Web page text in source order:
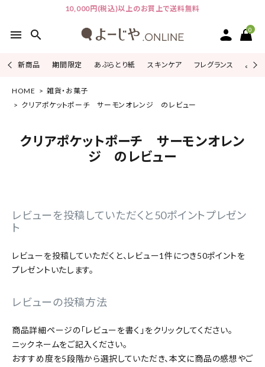
10,000円(税込)以上のお買上で送料無料
menu search 0
新商品 期間限定 あぶらとり紙 スキンケア フレグランス よじ
ACCOUNT MENU
ようこそ ゲスト 様
ログイン 会員登録
シリーズから探す
よーじやについて
ご利用ガイド
HOME
雑貨・お菓子
クリアポケットポーチ サーモンオレンジ のレビュー
クリアポケットポーチ サーモンオレン
ジ のレビュー
レビューを投稿していただくと50ポイントプレゼン
ト
レビューを投稿していただくと、レビュー1件につき50ポイントを
プレゼントいたします。
レビューの投稿方法
商品詳細ページの「レビューを書く」をクリックしてください。
ニックネームをご記入ください。
おすすめ度を5段階から選択していただき、本文に商品の感想やご